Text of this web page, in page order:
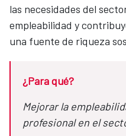
las necesidades del
empleabilidad y
una fuente de riqueza
¿Para qué?
Mejorar la
profesional en el